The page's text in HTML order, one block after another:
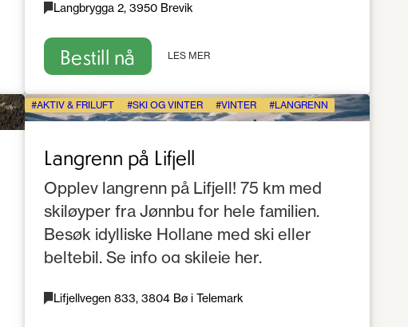
Langbrygga 2, 3950 Brevik
Bestill nå LES MER
AKTIV & FRILUFT SKI OG VINTER VINTER LANGRENN
Langrenn på Lifjell
Opplev langrenn på Lifjell! 75 km med
skiløyper fra Jønnbu for hele familien.
Besøk idylliske Hollane med ski eller
beltebil. Se info og skileie her.
Lifjellvegen 833, 3804 Bø i Telemark